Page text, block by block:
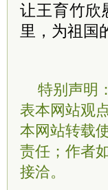
让王育竹
里，为祖国
特别声明
表本网站观
本网站转载
责任；作者
接洽。